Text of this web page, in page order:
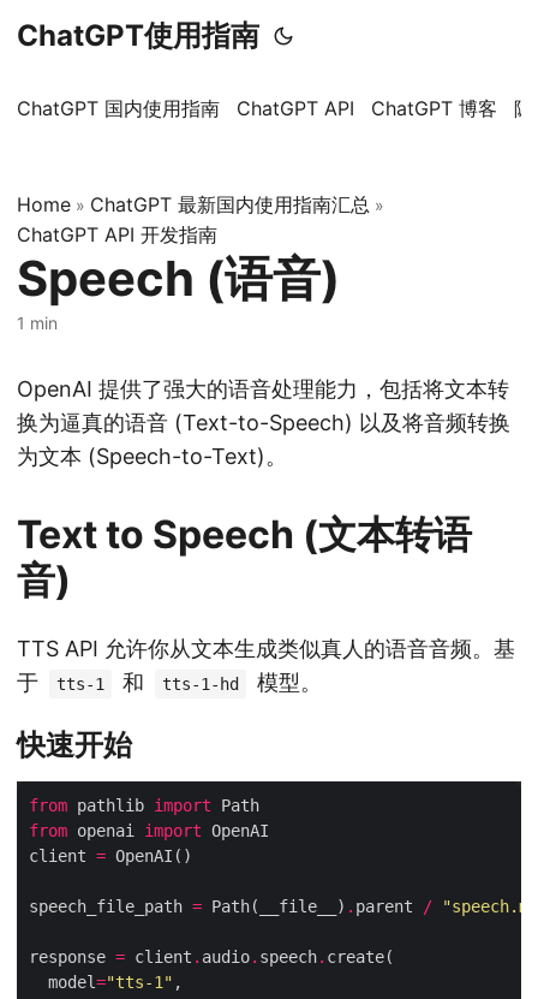
ChatGPT使用指南
ChatGPT 国内使用指南 ChatGPT API ChatGPT 博客
Home » ChatGPT 最新国内使用指南汇总 »
ChatGPT API 开发指南
Speech (语音)
1 min
OpenAI 提供了强大的语音处理能力，包括将文本转
换为逼真的语音 (Text-to-Speech) 以及将音频转换
为文本 (Speech-to-Text)。
Text to Speech (文本转语
音)
TTS API 允许你从文本生成类似真人的语音音频。基
于
tts-1 和 tts-1-hd 模型。
快速开始
from pathlib import
from openai import
client =
speech_file_path = Path(__file__) . parent /
response = client . audio. speech.
  model
="tts-1"